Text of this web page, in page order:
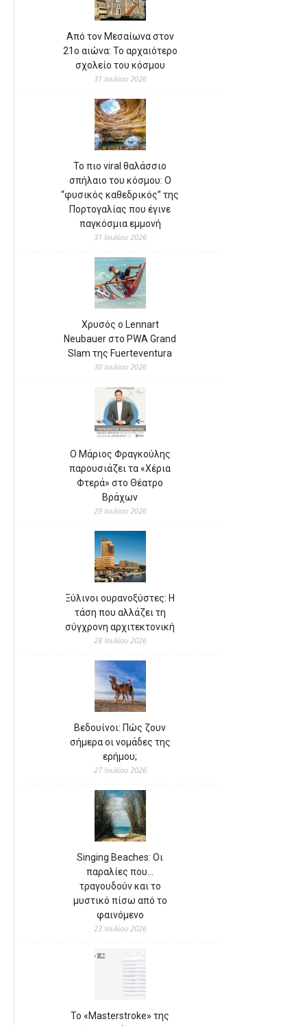
Από τον Μεσαίωνα στον
21ο αιώνα: Το αρχαιότερο
σχολείο του κόσμου
31 Ιουλίου 2026
Το πιο viral θαλάσσιο
σπήλαιο του κόσμου: Ο
“φυσικός καθεδρικός” της
Πορτογαλίας που έγινε
παγκόσμια εμμονή
31 Ιουλίου 2026
Χρυσός ο Lennart
Neubauer στο PWA Grand
Slam της Fuerteventura
30 Ιουλίου 2026
Ο Μάριος Φραγκούλης
παρουσιάζει τα «Χέρια
Φτερά» στο Θέατρο
Βράχων
29 Ιουλίου 2026
Ξύλινοι ουρανοξύστες: Η
τάση που αλλάζει τη
σύγχρονη αρχιτεκτονική
28 Ιουλίου 2026
Βεδουίνοι: Πώς ζουν
σήμερα οι νομάδες της
ερήμου;
27 Ιουλίου 2026
Singing Beaches: Οι
παραλίες που…
τραγουδούν και το
μυστικό πίσω από το
φαινόμενο
23 Ιουλίου 2026
Το «Masterstroke» της